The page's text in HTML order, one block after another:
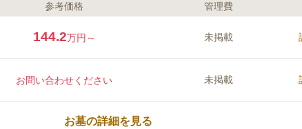
ライフドット編集部のコメント
ということもあり、管理やお手入れが行き届き
お墓参りができます。 寺院境内には、本堂を
ます。 また、生前申し込みができる寺院墓地で
ご家族で話し合い決めることができるので安心
口コミ評価
この霊園はまだ誰からも評価されていません。
参考価格 管理費
144.2万円～ 未掲載
お問い合わせください 未掲載
お墓の詳細を見る